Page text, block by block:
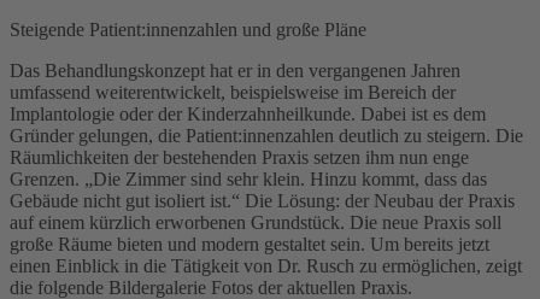
Steigende Patient:innenzahlen und große Pläne
Das Behandlungskonzept hat er in den vergangenen Jahren
umfassend weiterentwickelt, beispielsweise im Bereich der
Implantologie oder der Kinderzahnheilkunde. Dabei ist es dem
Gründer gelungen, die Patient:innenzahlen deutlich zu steigern. Die
Räumlichkeiten der bestehenden Praxis setzen ihm nun enge
Grenzen. „Die Zimmer sind sehr klein. Hinzu kommt, dass das
Gebäude nicht gut isoliert ist.“ Die Lösung: der Neubau der Praxis
auf einem kürzlich erworbenen Grundstück. Die neue Praxis soll
große Räume bieten und modern gestaltet sein. Um bereits jetzt
einen Einblick in die Tätigkeit von Dr. Rusch zu ermöglichen, zeigt
die folgende Bildergalerie Fotos der aktuellen Praxis.